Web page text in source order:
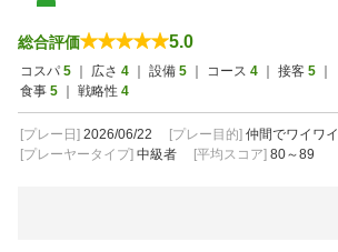
総合評価 5.0
コスパ 5 ｜ 広さ 4 ｜ 設備 5 ｜ コース 4 ｜ 接客 5
食事 5 ｜ 戦略性 4
[プレー日] 2026/06/22 [プレー目的] 仲間でワイワイ
[プレーヤータイプ] 中級者 [平均スコア] 80～89